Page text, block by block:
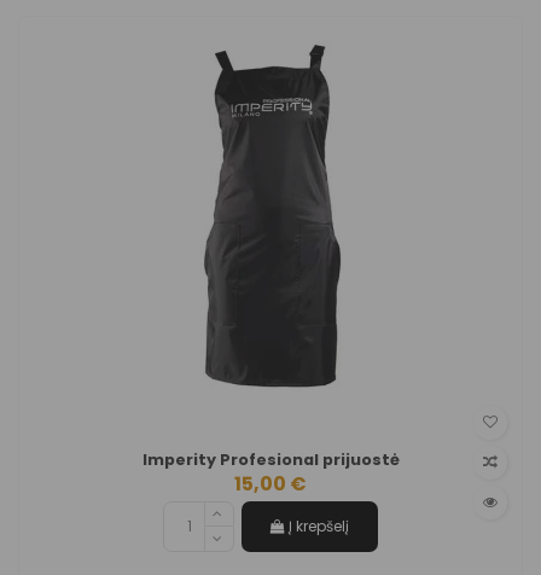
Imperity Profesional prijuostė
15,00 €
Į krepšelį